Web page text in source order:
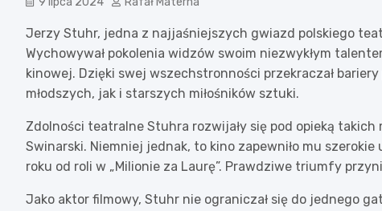
Jerzy Stuhr, jedna z najjaśniejszych gwiazd polskiego
Wychowywał pokolenia widzów swoim niezwykłym
kinowej. Dzięki swej wszechstronności przekraczał
młodszych, jak i starszych miłośników sztuki.
Zdolności teatralne Stuhra rozwijały się pod opieką
Swinarski. Niemniej jednak, to kino zapewniło mu
roku od roli w „Milionie za Laurę”. Prawdziwe triumfy
Jako aktor filmowy, Stuhr nie ograniczał się do jednego